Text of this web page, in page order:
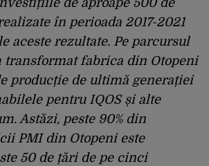
de aproape 500 de
în perioada 2017-2021
aceste rezultate. Pe parcursul
transformat fabrica din Otopeni
producție de ultimă generației
pentru IQOS și alte
Astăzi, peste 90% din
PMI din Otopeni este
50 de țări de pe cinci